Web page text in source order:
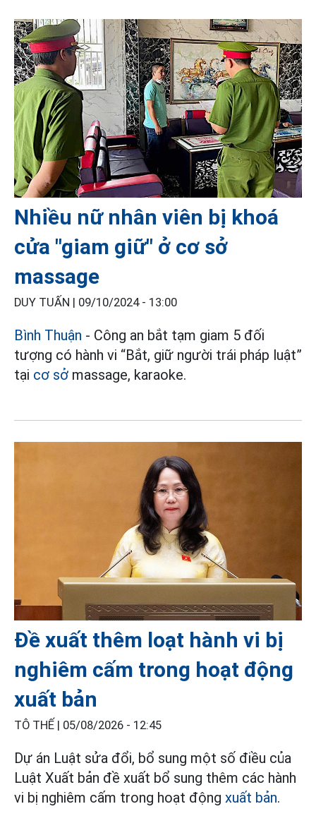
Nhiều nữ nhân viên bị khoá
cửa "giam giữ" ở cơ sở
massage
DUY TUẤN | 09/10/2024 - 13:00
Bình Thuận - Công an bắt tạm giam 5 đối
tượng có hành vi “Bắt, giữ người trái pháp luật”
tại cơ sở massage, karaoke.
Đề xuất thêm loạt hành vi bị
nghiêm cấm trong hoạt động
xuất bản
TÔ THẾ | 05/08/2026 - 12:45
Dự án Luật sửa đổi, bổ sung một số điều của
Luật Xuất bản đề xuất bổ sung thêm các hành
vi bị nghiêm cấm trong hoạt động xuất bản.